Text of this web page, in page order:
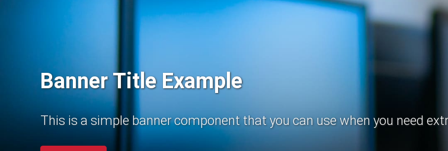
Banner Title Example
This is a simple banner component that you can use when ​​​​you need